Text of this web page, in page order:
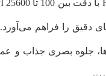
جلوه بصری جذاب و